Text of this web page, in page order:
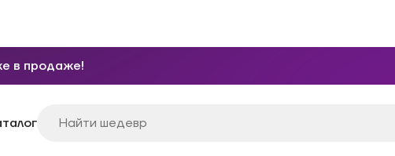
в продаже!